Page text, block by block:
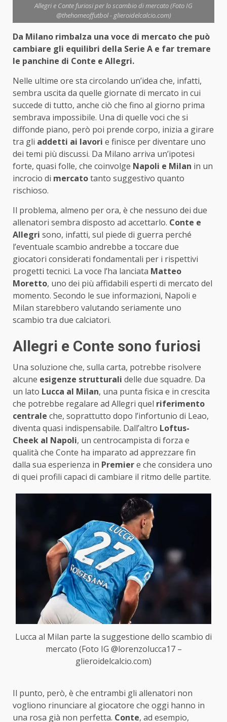
Allegri e Conte furiosi per lo scambio di mercato (Foto IG
@thehomeoffutbol - glieroidelcalcio.com)
Da Milano rimbalza una voce di mercato che può
cambiare gli equilibri della Serie A e far tremare
le panchine di Conte e Allegri.
Nelle ultime ore sta circolando un’idea che, infatti,
sembra uscita da quelle giornate di mercato in cui
succede di tutto, anche ciò che fino al giorno prima
sembrava impossibile. Una di quelle voci che si
diffonde piano, però poi prende corpo, inizia a girare
tra gli addetti ai lavori e finisce per diventare uno
dei temi più discussi. Da Milano arriva un’ipotesi
forte, quasi folle, che coinvolge Napoli e Milan in un
incrocio di mercatotanto suggestivo quanto
rischioso.
Il problema, almeno per ora, è che nessuno dei due
allenatori sembra disposto ad accettarlo. Conte e
Allegri sono, infatti, sul piede di guerra perché
l’eventuale scambio andrebbe a toccare due
giocatori considerati fondamentali per i rispettivi
progetti tecnici. La voce l’ha lanciata Matteo
Moretto, uno dei più affidabili esperti di mercato del
momento. Secondo le sue informazioni, Napoli e
Milan starebbero valutando seriamente uno
scambio tra due calciatori.
Allegri e Conte sono furiosi
Una soluzione che, sulla carta, potrebbe risolvere
alcune esigenze strutturali delle due squadre. Da
un lato Lucca al Milan, una punta fisica e in crescita
che potrebbe regalare ad Allegri quel riferimento
centrale che, soprattutto dopo l’infortunio di Leao,
diventa quasi indispensabile. Dall’altro Loftus-
Cheek al Napoli, un centrocampista di forza e
qualità che Conte ha imparato ad apprezzare fin
dalla sua esperienza in Premiere che considera uno
di quei profili capaci di cambiare il ritmo delle partite.
Lucca al Milan parte la suggestione dello scambio di
mercato (Foto IG @lorenzolucca17 –
glieroidelcalcio.com)
Il punto, però, è che entrambi gli allenatori non
vogliono rinunciare al giocatore che oggi hanno in
una rosa già non perfetta. Conte, ad esempio,